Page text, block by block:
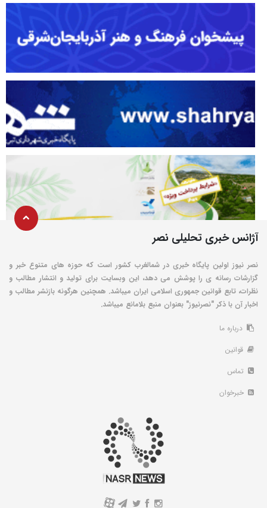
آژانس خبری تحلیلی نصر
نصر نیوز اولین پایگاه خبری در شمالغرب کشور است که حوزه های متنوع خبر و
گزارشات رسانه ی را پوشش می دهد، این وبسایت برای تولید و انتشار مطالب و
نظرات، تابع قوانین جمهوری اسلامی ایران میباشد. همچنین هرگونه بازنشر مطالب و
اخبار آن با ذکر "نصرنیوز" بعنوان منبع بلامانع میباشد.
درباره ما
قوانین
تماس
خبرخوان
A